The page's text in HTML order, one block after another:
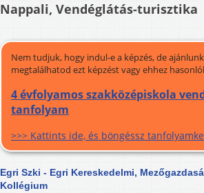
Nappali, Vendéglátás-turisztika
Nem tudjuk, hogy indul-e a képzés, de
megtalálhatod ezt képzést vagy ehhez
4 évfolyamos szakközépiskola
tanfolyam
>>> Kattints ide, és böngéssz
Egri Szki - Egri Kereskedelmi,
Kollégium